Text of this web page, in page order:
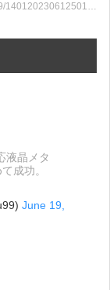
140120230612501…
液晶メタ
成功。
June 19,